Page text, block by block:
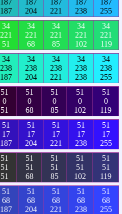
187
187
187
204
187
221
187
238
187
255
34
221
51
34
221
68
34
221
85
34
221
102
34
221
119
34
238
187
34
238
204
34
238
221
34
238
238
34
238
255
51
0
51
51
0
68
51
0
85
51
0
102
51
0
119
51
17
187
51
17
204
51
17
221
51
17
238
51
17
255
51
51
51
51
51
68
51
51
85
51
51
102
51
51
119
51
68
187
51
68
204
51
68
221
51
68
238
51
68
255